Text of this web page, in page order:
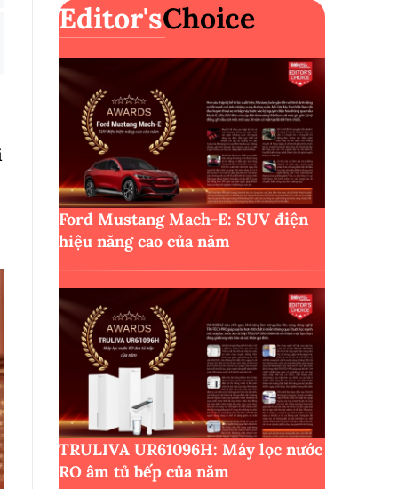
Editor'sChoice
Ford Mustang Mach-E: SUV điện
hiệu năng cao của năm
TRULIVA UR61096H: Máy lọc nước
RO âm tủ bếp của năm